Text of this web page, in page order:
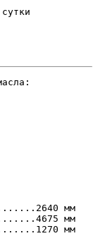
мм
мм
мм